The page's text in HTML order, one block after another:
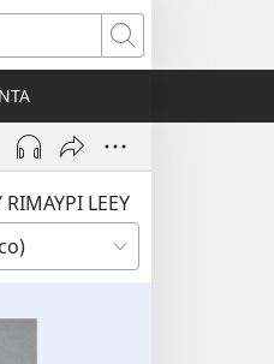
Buscar
RIMAYPI LEEY